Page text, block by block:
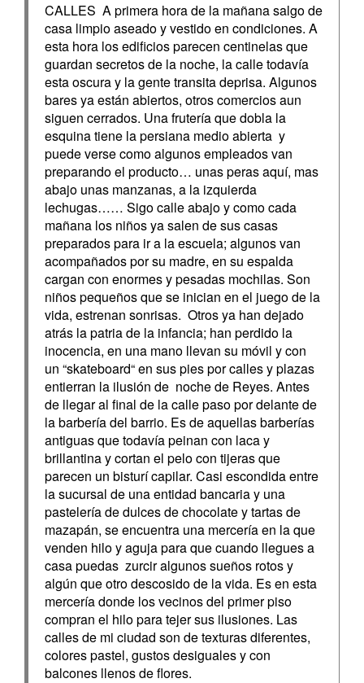
CALLES A primera hora de la mañana salgo de
casa limpio aseado y vestido en condiciones. A
esta hora los edificios parecen centinelas que
guardan secretos de la noche, la calle todavía
esta oscura y la gente transita deprisa. Algunos
bares ya están abiertos, otros comercios aun
siguen cerrados. Una frutería que dobla la
esquina tiene la persiana medio abierta y
puede verse como algunos empleados van
preparando el producto… unas peras aquí, mas
abajo unas manzanas, a la izquierda
lechugas…… Sigo calle abajo y como cada
mañana los niños ya salen de sus casas
preparados para ir a la escuela; algunos van
acompañados por su madre, en su espalda
cargan con enormes y pesadas mochilas. Son
niños pequeños que se inician en el juego de la
vida, estrenan sonrisas. Otros ya han dejado
atrás la patria de la infancia; han perdido la
inocencia, en una mano llevan su móvil y con
un “skateboard“ en sus pies por calles y plazas
entierran la ilusión de noche de Reyes. Antes
de llegar al final de la calle paso por delante de
la barbería del barrio. Es de aquellas barberías
antiguas que todavía peinan con laca y
brillantina y cortan el pelo con tijeras que
parecen un bisturí capilar. Casi escondida entre
la sucursal de una entidad bancaria y una
pastelería de dulces de chocolate y tartas de
mazapán, se encuentra una mercería en la que
venden hilo y aguja para que cuando llegues a
casa puedas zurcir algunos sueños rotos y
algún que otro descosido de la vida. Es en esta
mercería donde los vecinos del primer piso
compran el hilo para tejer sus ilusiones. Las
calles de mi ciudad son de texturas diferentes,
colores pastel, gustos desiguales y con
balcones llenos de flores.